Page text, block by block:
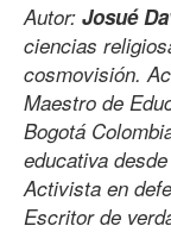
Autor: Josué
ciencias
cosmovisión.
Maestro de
Bogotá
educativa
Activista en
Escritor de